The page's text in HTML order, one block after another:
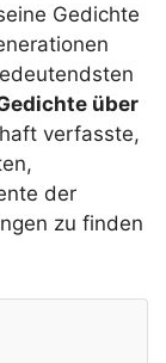
Gedichte
über
verfasste,
der
zu finden